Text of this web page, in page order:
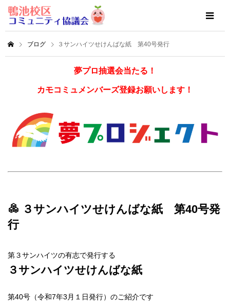
ブログ ３サンハイツせけんばな紙 第40号発行
夢プロ抽選会当たる！
カモコミュメンバーズ登録お願いします！
３サンハイツせけんばな紙 第40号発
行
第３サンハイツの有志で発行する
３サンハイツせけんばな紙
第40号（令和7年3月１日発行）のご紹介です